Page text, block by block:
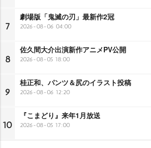
7
劇場版「鬼滅の刃」最新作2冠
2026-08-06 04:00
8
佐久間大介出演新作アニメPV公開
2026-08-05 18:00
9
桂正和、パンツ＆尻のイラスト投稿
2026-08-06 12:20
10
『こまどり』来年1月放送
2026-08-05 17:00